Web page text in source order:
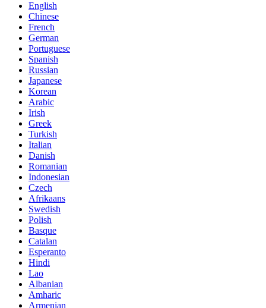
English
Chinese
French
German
Portuguese
Spanish
Russian
Japanese
Korean
Arabic
Irish
Greek
Turkish
Italian
Danish
Romanian
Indonesian
Czech
Afrikaans
Swedish
Polish
Basque
Catalan
Esperanto
Hindi
Lao
Albanian
Amharic
Armenian